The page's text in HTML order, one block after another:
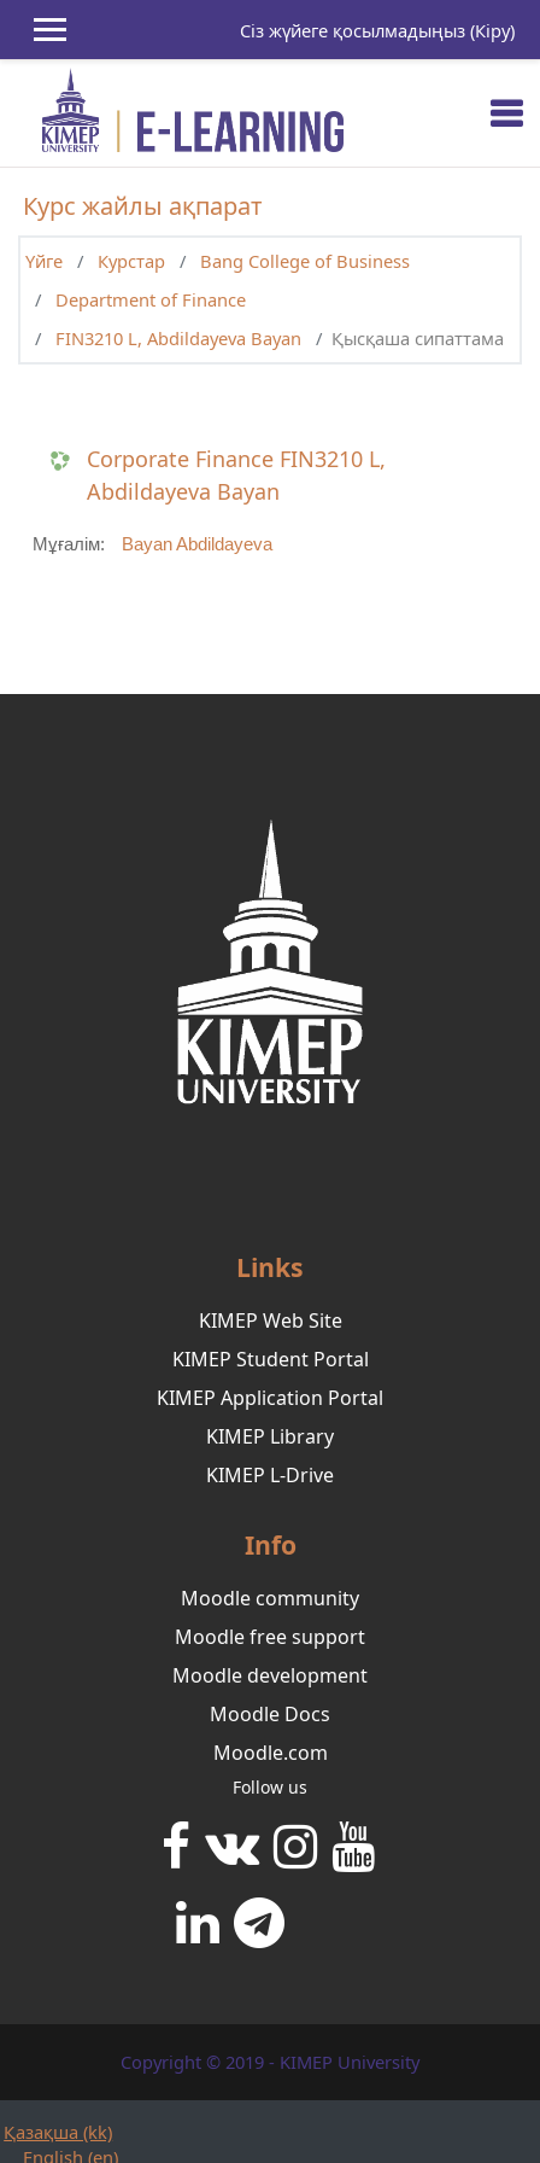
Сіз жүйеге қосылмадыңыз (Кіру)
Курс жайлы ақпарат
Үйге Курстар
Bang College of Business
Department of Finance
FIN3210 L, Abdildayeva Bayan
Қысқаша сипаттама
Corporate Finance FIN3210 L,
Abdildayeva Bayan
Мұғалім: Bayan Abdildayeva
Links
KIMEP Web Site
KIMEP Student Portal
KIMEP Application Portal
KIMEP Library
KIMEP L-Drive
Info
Moodle community
Moodle free support
Moodle development
Moodle Docs
Moodle.com
Follow us
Copyright © 2019 - KIMEP University
Қазақша ‎(kk)‎
English ‎(en)‎